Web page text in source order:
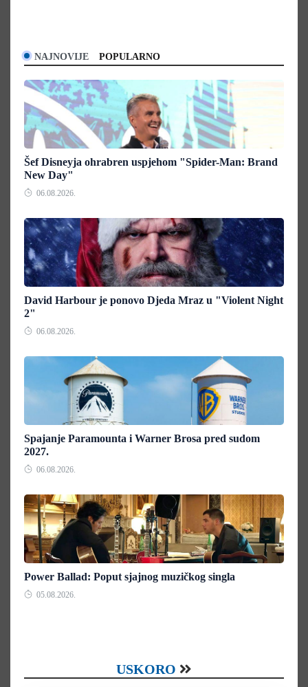
NAJNOVIJE POPULARNO
Šef Disneyja ohrabren uspjehom "Spider-Man: Brand
New Day"
06.08.2026.
David Harbour je ponovo Djeda Mraz u "Violent Night
2"
06.08.2026.
Spajanje Paramounta i Warner Brosa pred sudom
2027.
06.08.2026.
Power Ballad: Poput sjajnog muzičkog singla
05.08.2026.
USKORO